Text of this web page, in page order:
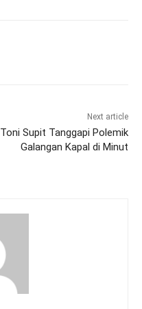
Next article
Toni Supit Tanggapi Polemik
Galangan Kapal di Minut